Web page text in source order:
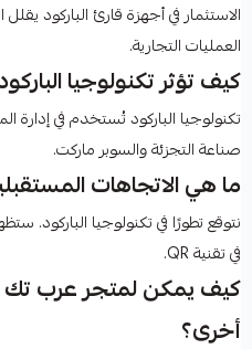
الاستثمار في أجهزة قارئ الباركود
العمليات التجارية.
كيف تؤثر تكنولوجيا
تكنولوجيا الباركود تُستخدم في إدارة
صناعة التجزئة والسوبر ماركت.
ما هي الاتجاهات
نتوقع تطورًا في تكنولوجيا الباركود.
في تقنية QR.
كيف يمكن لمتجر عرب تك
أخرى؟